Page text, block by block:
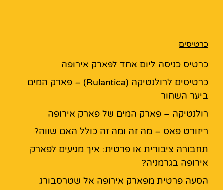
כרטיסים
כרטיס כניסה ליום אחד לפארק אירופה
כרטיסים לרולנטיקה (Rulantica) – פארק המים
ביער השחור
רולנטיקה – פארק המים של פארק אירופה
ריזורט פאס – מה זה ומה זה כולל האם שווה?
תחבורה ציבורית או פרטית: איך מגיעים לפארק
אירופה בגרמניה?
הסעה פרטית מפארק אירופה אל שטרסבורג